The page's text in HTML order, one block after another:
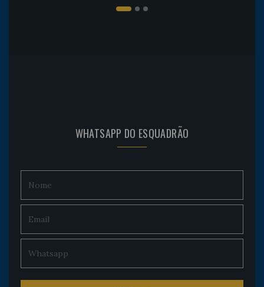
WHATSAPP DO ESQUADRÃO